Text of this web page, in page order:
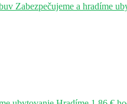
Zabezpečujeme a hradíme